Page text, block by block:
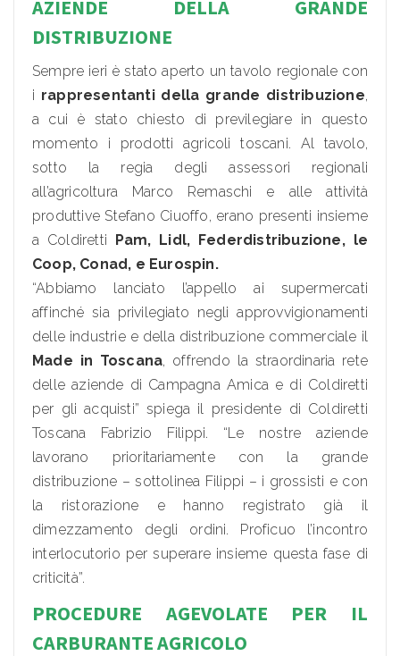
AZIENDE DELLA GRANDE
DISTRIBUZIONE
Sempre ieri è stato aperto un tavolo regionale con
i rappresentanti della grande distribuzione,
a cui è stato chiesto di previlegiare in questo
momento i prodotti agricoli toscani. Al tavolo,
sotto la regia degli assessori regionali
all’agricoltura Marco Remaschi e alle attività
produttive Stefano Ciuoffo, erano presenti insieme
a Coldiretti Pam, Lidl, Federdistribuzione, le
Coop, Conad, e Eurospin.
“Abbiamo lanciato l’appello ai supermercati
affinché sia privilegiato negli approvvigionamenti
delle industrie e della distribuzione commerciale il
Made in Toscana, offrendo la straordinaria rete
delle aziende di Campagna Amica e di Coldiretti
per gli acquisti” spiega il presidente di Coldiretti
Toscana Fabrizio Filippi. “Le nostre aziende
lavorano prioritariamente con la grande
distribuzione – sottolinea Filippi – i grossisti e con
la ristorazione e hanno registrato già il
dimezzamento degli ordini. Proficuo l’incontro
interlocutorio per superare insieme questa fase di
criticità”.
PROCEDURE AGEVOLATE PER IL
CARBURANTE AGRICOLO